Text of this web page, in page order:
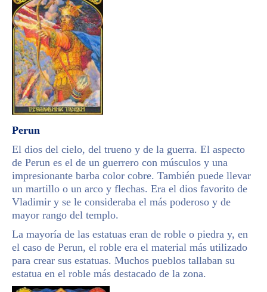
Perun
El dios del cielo, del trueno y de la guerra. El aspecto
de Perun es el de un guerrero con músculos y una
impresionante barba color cobre. También puede llevar
un martillo o un arco y flechas. Era el dios favorito de
Vladimir y se le consideraba el más poderoso y de
mayor rango del templo.
La mayoría de las estatuas eran de roble o piedra y, en
el caso de Perun, el roble era el material más utilizado
para crear sus estatuas. Muchos pueblos tallaban su
estatua en el roble más destacado de la zona.